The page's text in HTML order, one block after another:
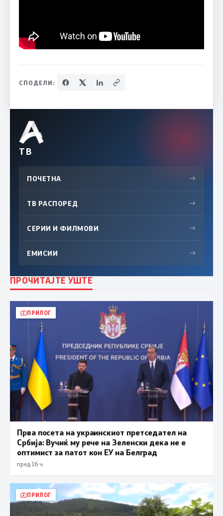
СПОДЕЛИ:
ТВ
ПОЧЕТНА →
ТВ РАСПОРЕД →
СЕРИИ И ФИЛМОВИ →
ЕМИСИИ →
ПРОЧИТАЈТЕ УШТЕ
ПРИЛОГ
Прва посета на украинскиот претседател на
Србија: Вучиќ му рече на Зеленски дека не е
оптимист за патот кон ЕУ на Белград
пред 16 ч.
ПРИЛОГ